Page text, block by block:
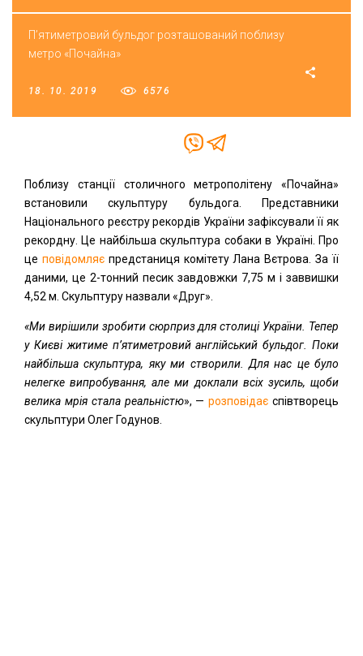
П’ятиметровий бульдог розташований поблизу
метро «Почайна»
18. 10. 2019 6576
Поблизу станції столичного метрополітену «Почайна»
встановили скульптуру бульдога. Представники
Національного реєстру рекордів України зафіксували її як
рекордну. Це найбільша скульптура собаки в Україні. Про
це повідомляєпредстаниця комітету Лана Вєтрова. За її
даними, це 2-тонний песик завдовжки 7,75 м і заввишки
4,52 м. Скульптуру назвали «Друг».
«Ми вирішили зробити сюрприз для столиці України. Тепер
у Києві житиме п’ятиметровий англійський бульдог. Поки
найбільша скульптура, яку ми створили. Для нас це було
нелегке випробування, але ми доклали всіх зусиль, щоби
велика мрія стала реальністю», —розповідає співтворець
скульптури Олег Годунов.